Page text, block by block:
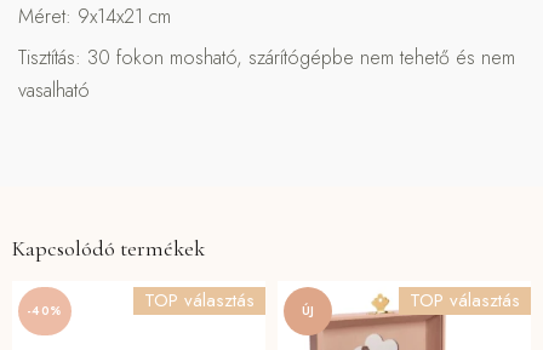
Méret: 9x14x21 cm
Tisztítás: 30 fokon mosható, szárítógépbe nem tehető és nem
vasalható
Kapcsolódó termékek
-40% TOP választás ÚJ TOP választás